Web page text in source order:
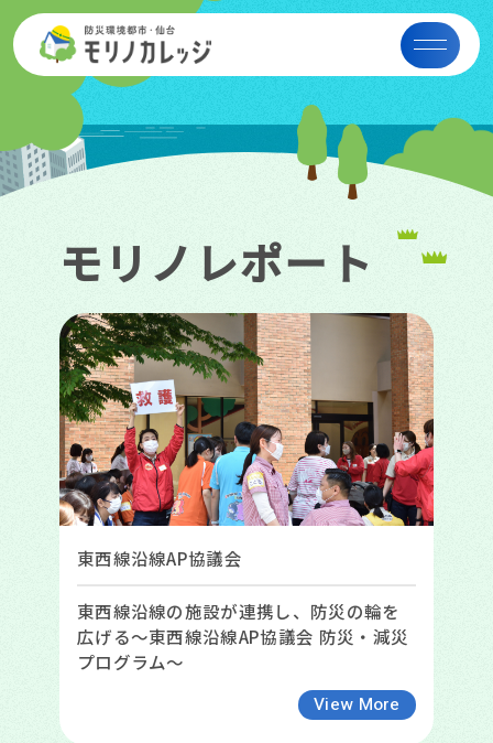
モリノレポート
東西線沿線AP協議会
東西線沿線の施設が連携し、防災の輪を
広げる〜東西線沿線AP協議会 防災・減災
プログラム〜
View More